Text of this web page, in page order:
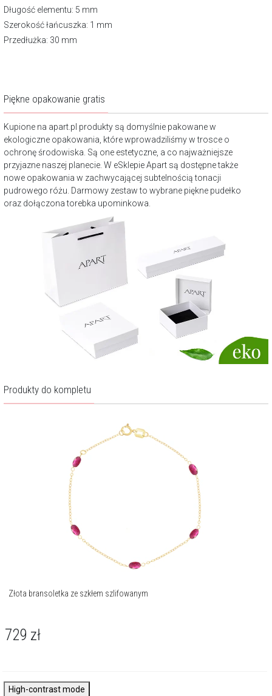
Długość elementu: 5 mm
Szerokość łańcuszka: 1 mm
Przedłużka: 30 mm
Piękne opakowanie gratis
Kupione na apart.pl produkty są domyślnie pakowane w
ekologiczne opakowania, które wprowadziliśmy w trosce o
ochronę środowiska. Są one estetyczne, a co najważniejsze
przyjazne naszej planecie. W eSklepie Apart są dostępne także
nowe opakowania w zachwycającej subtelnością tonacji
pudrowego różu. Darmowy zestaw to wybrane piękne pudełko
oraz dołączona torebka upominkowa.
Produkty do kompletu
Złota bransoletka ze szkłem szlifowanym
729 zł
High-contrast mode